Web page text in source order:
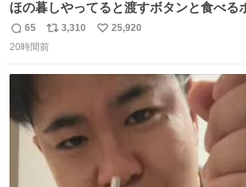
ほの暮しやってると渡すボタンと食べる
違えるんやけど
返
信
65
リ
ポ
3,310
い
25,920
20時間前